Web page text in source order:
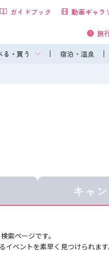
る・買う 宿泊・温泉
ガイドブック 動画ギャラ
旅
キャ
索ページです。
ベントを素早く見つけられます